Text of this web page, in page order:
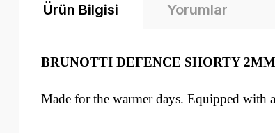
Ürün Bilgisi Yorumlar
BRUNOTTI DEFENCE SHORTY
Made for the warmer days. Equipped with